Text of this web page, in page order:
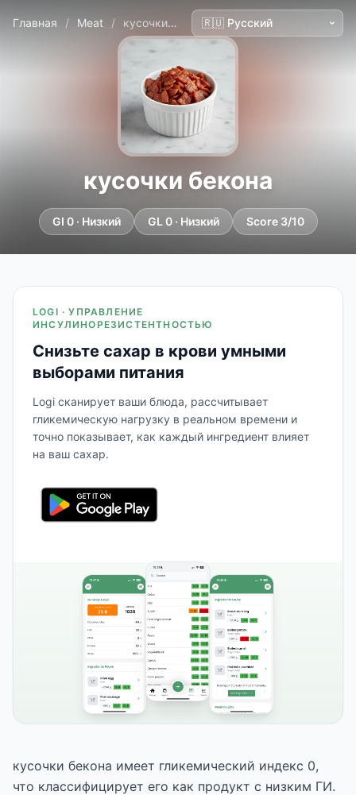
Главная / Meat / кусочки бекона
кусочки бекона
GI 0 · Низкий GL 0 · Низкий Score 3/10
LOGI · УПРАВЛЕНИЕ
ИНСУЛИНОРЕЗИСТЕНТНОСТЬЮ
Снизьте сахар в крови умными
выборами питания
Logi сканирует ваши блюда, рассчитывает
гликемическую нагрузку в реальном времени и
точно показывает, как каждый ингредиент влияет
на ваш сахар.
кусочки бекона имеет гликемический индекс 0,
что классифицирует его как продукт с низким ГИ.